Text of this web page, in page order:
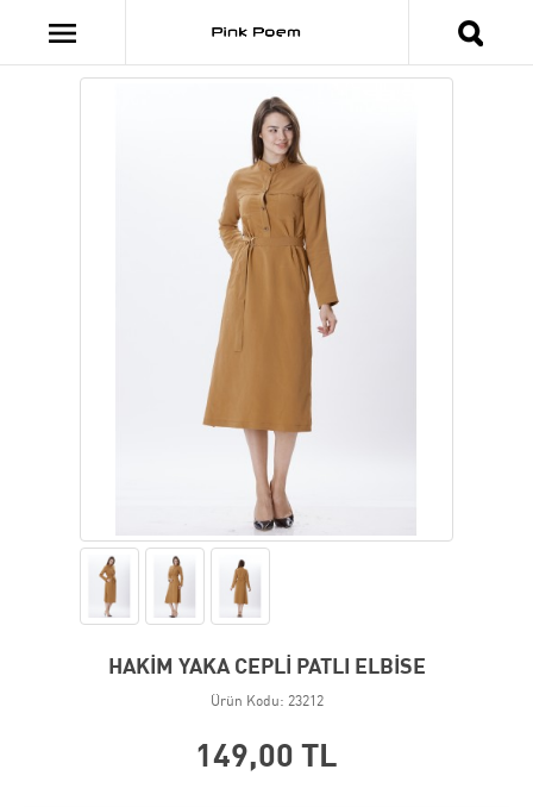
HAKİM YAKA CEPLİ PATLI ELBİSE
Ürün Kodu: 23212
149,00 TL